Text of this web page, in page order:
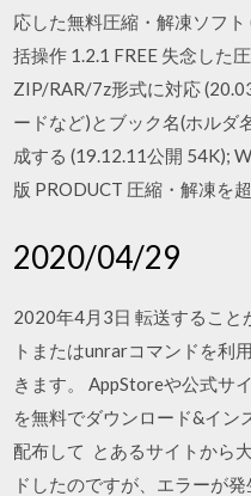
応した無料圧縮・解凍ソフ
括操作 1.2.1 FREE 失念した
ZIP/RAR/7z形式に対応
ードなど)とブック名(ホルダ
成する (19.12.11公開 54K);
版 PRODUCT 圧縮・解凍を
2020/04/29
2020年4月3日 転送すること
トまたはunrarコマンドを利
きます。 AppStoreや公式サ
を無料でダウンロード&イン
配布して とあるサイトから
ドしたのですが、エラーが